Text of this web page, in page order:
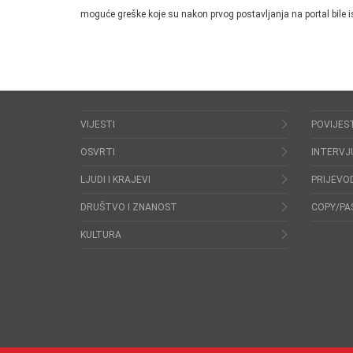
moguće greške koje su nakon prvog postavljanja na portal bile
VIJESTI
OSVRTI
LJUDI I KRAJEVI
DRUŠTVO I ZNANOST
KULTURA
COPY/